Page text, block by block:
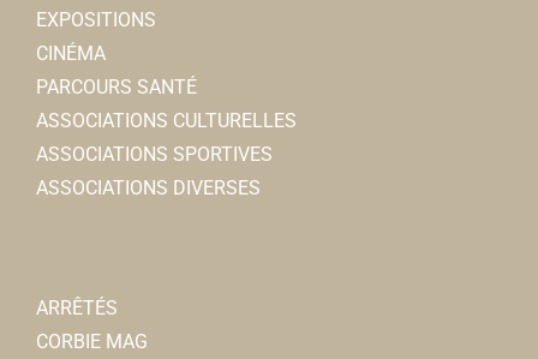
EXPOSITIONS
CINÉMA
PARCOURS SANTÉ
ASSOCIATIONS CULTURELLES
ASSOCIATIONS SPORTIVES
ASSOCIATIONS DIVERSES
ARRÊTÉS
CORBIE MAG